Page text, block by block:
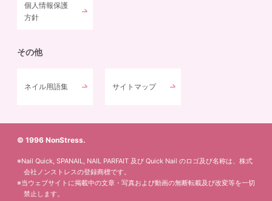
個人情報保護
方針
その他
ネイル用語集 サイトマップ
© 1996 NonStress.
※Nail Quick, SPANAIL, NAIL PARFAIT 及び Quick Nail のロゴ及び名称は、株式
会社ノンストレスの登録商標です。
※当ウェブサイトに掲載中の文章・写真および動画の無断転載及び改変等を一切
禁止します。